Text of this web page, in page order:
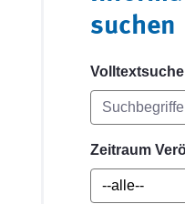
suchen
Volltextsuche
Zeitraum